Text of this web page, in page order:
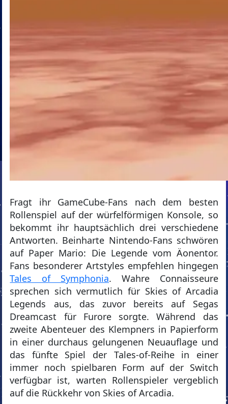
Fragt ihr GameCube-Fans nach dem besten
Rollenspiel auf der würfelförmigen Konsole, so
bekommt ihr hauptsächlich drei verschiedene
Antworten. Beinharte Nintendo-Fans schwören
auf Paper Mario: Die Legende vom Äonentor.
Fans besonderer Artstyles empfehlen hingegen
Tales of Symphonia. Wahre Connaisseure
sprechen sich vermutlich für Skies of Arcadia
Legends aus, das zuvor bereits auf Segas
Dreamcast für Furore sorgte. Während das
zweite Abenteuer des Klempners in Papierform
in einer durchaus gelungenen Neuauflage und
das fünfte Spiel der Tales-of-Reihe in einer
immer noch spielbaren Form auf der Switch
verfügbar ist, warten Rollenspieler vergeblich
auf die Rückkehr von Skies of Arcadia.